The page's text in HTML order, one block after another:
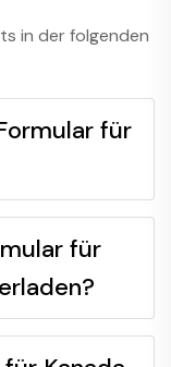
in der folgenden
für
für